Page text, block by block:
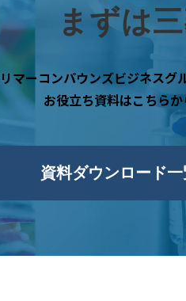
まずは
マーコンパウンズビジネスグ
お役立ち資料はこちらか
資料ダウンロード一